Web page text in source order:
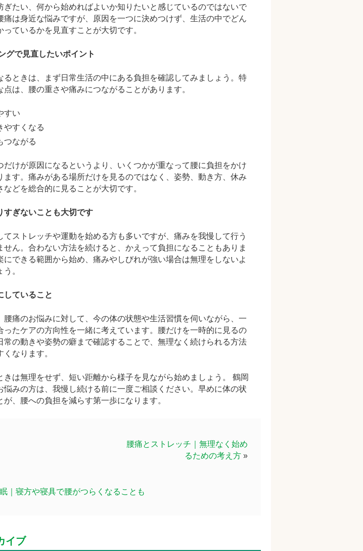
ぎたい、何から始めればよいか知りたいと感じているのではないで
痛は身近な悩みですが、原因を一つに決めつけず、生活の中でどん
っているかを見直すことが大切です。
グで見直したいポイント
るときは、まず日常生活の中にある負担を確認してみましょう。特
点は、腰の重さや痛みにつながることがあります。
すい
やすくなる
つながる
だけが原因になるというより、いくつかが重なって腰に負担をかけ
ます。痛みがある場所だけを見るのではなく、姿勢、動き方、休み
などを総合的に見ることが大切です。
すぎないことも大切です
てストレッチや運動を始める方も多いですが、痛みを我慢して行う
せん。合わない方法を続けると、かえって負担になることもありま
にできる範囲から始め、痛みやしびれが強い場合は無理をしないよ
。
していること
腰痛のお悩みに対して、今の体の状態や生活習慣を伺いながら、一
ったケアの方向性を一緒に考えています。腰だけを一時的に見るの
常の動きや姿勢の癖まで確認することで、無理なく続けられる方法
くなります。
きは無理をせず、短い距離から様子を見ながら始めましょう。 鶴岡
悩みの方は、我慢し続ける前に一度ご相談ください。早めに体の状
が、腰への負担を減らす第一歩になります。
腰痛とストレッチ｜無理なく始め
るための考え方 »
｜寝方や寝具で腰がつらくなることも
イブ